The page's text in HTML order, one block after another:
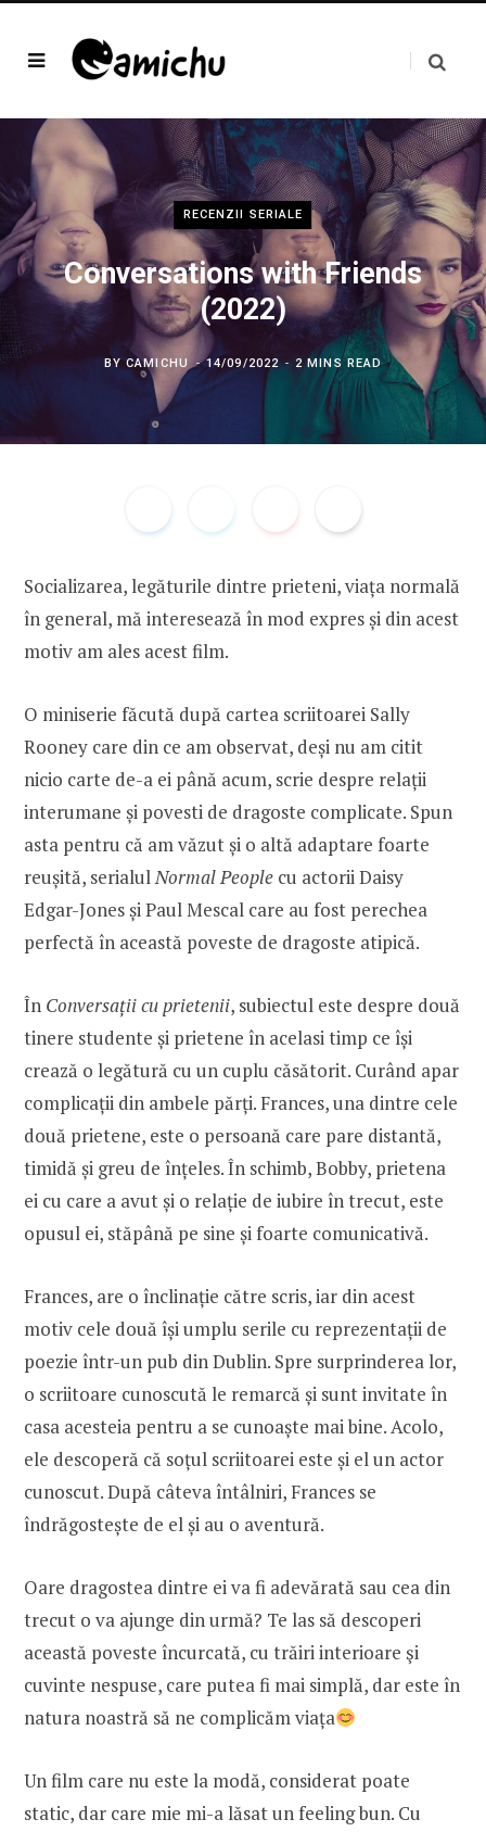
RECENZII SERIALE
Conversations with Friends
(2022)
BYCAMICHU 14/09/2022 2 MINS READ
Socializarea, legăturile dintre prieteni, viața normală
în general, mă interesează în mod expres și din acest
motiv am ales acest film.
O miniserie făcută după cartea scriitoarei Sally
Rooney care din ce am observat, deși nu am citit
nicio carte de-a ei până acum, scrie despre relații
interumane și povesti de dragoste complicate. Spun
asta pentru că am văzut și o altă adaptare foarte
reușită, serialulNormal People cu actorii Daisy
Edgar-Jones și Paul Mescal care au fost perechea
perfectă în această poveste de dragoste atipică.
În Conversații cu prietenii, subiectul este despre două
tinere studente și prietene în acelasi timp ce își
crează o legătură cu un cuplu căsătorit. Curând apar
complicații din ambele părți. Frances, una dintre cele
două prietene, este o persoană care pare distantă,
timidă și greu de înțeles. În schimb, Bobby, prietena
ei cu care a avut și o relație de iubire în trecut, este
opusul ei, stăpână pe sine și foarte comunicativă.
Frances, are o înclinație către scris, iar din acest
motiv cele două își umplu serile cu reprezentații de
poezie într-un pub din Dublin. Spre surprinderea lor,
o scriitoare cunoscută le remarcă și sunt invitate în
casa acesteia pentru a se cunoaște mai bine. Acolo,
ele descoperă că soțul scriitoarei este și el un actor
cunoscut. După câteva întâlniri, Frances se
îndrăgostește de el și au o aventură.
Oare dragostea dintre ei va fi adevărată sau cea din
trecut o va ajunge din urmă? Te las să descoperi
această poveste încurcată, cu trăiri interioare şi
cuvinte nespuse, care putea fi mai simplă, dar este în
natura noastră să ne complicăm viața
Un film care nu este la modă, considerat poate
static, dar care mie mi-a lăsat un feeling bun. Cu